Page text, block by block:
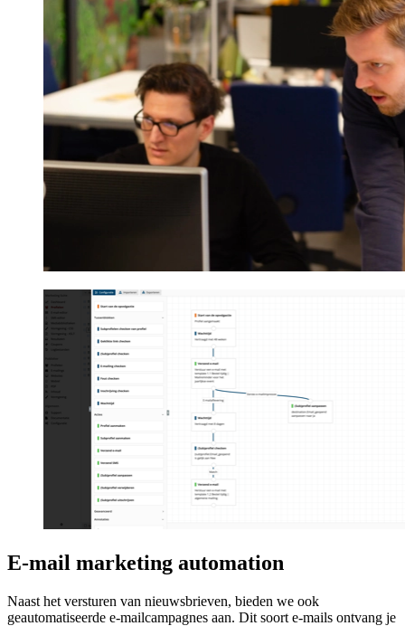
E-mail marketing automation
Naast het versturen van nieuwsbrieven, bieden we ook
geautomatiseerde e-mailcampagnes aan. Dit soort e-mails ontvang je